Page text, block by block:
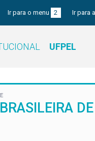
Ir para o menu 2 Ir para
UFPEL